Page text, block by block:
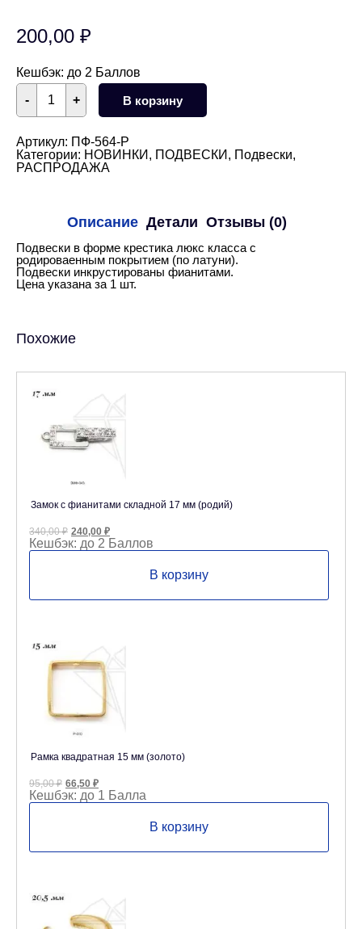
200,00 ₽
Кешбэк: до 2 Баллов
+
Количество
товара
Подвеска
с
прозрачными
фианитами
- В корзину
Артикул: ПФ-564-Р
Категории: НОВИНКИ , ПОДВЕСКИ , Подвески,
РАСПРОДАЖА
Описание Детали Отзывы (0)
Подвески в форме крестика люкс класса с
родироваенным покрытием (по латуни).
Подвески инкрустированы фианитами.
Цена указана за 1 шт.
Похожие
Замок с фианитами складной 17 мм (родий)
340,00₽ Первоначальная
цена
составляла
240,00 ₽Текущая
цена:
240,00 ₽.
Кешбэк: до 2 Баллов
В корзину
Рамка квадратная 15 мм (золото)
95,00₽ Первоначальная
цена
составляла
66,50 ₽Текущая
цена:
66,50 ₽.
Кешбэк: до 1 Балла
В корзину